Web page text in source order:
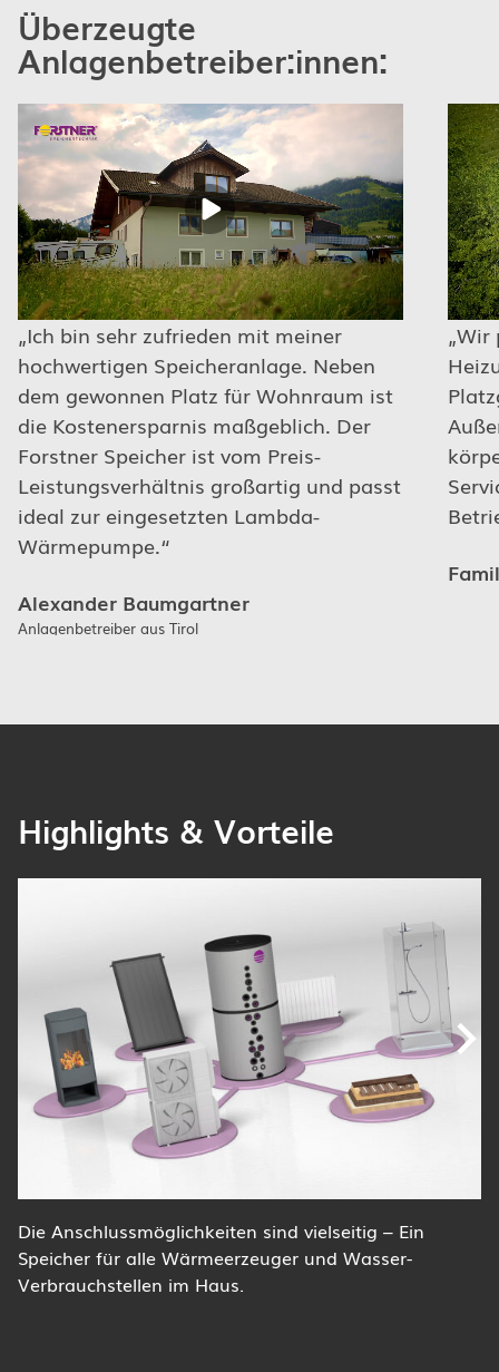
Überzeugte
Anlagenbetreiber:innen:
Ich bin sehr zufrieden mit meiner
hochwertigen Speicheranlage. Neben
dem gewonnen Platz für Wohnraum ist
die Kostenersparnis maßgeblich. Der
Forstner Speicher ist vom Preis-
Leistungsverhältnis großartig und passt
ideal zur eingesetzten Lambda-
Wärmepumpe.
Alexander Baumgartner
Anlagenbetreiber aus Tirol
Wir
Highlights & Vorteile
Die Anschlussmöglichkeiten sind vielseitig – Ein
Speicher für alle Wärmeerzeuger und Wasser-
Verbrauchstellen im Haus.